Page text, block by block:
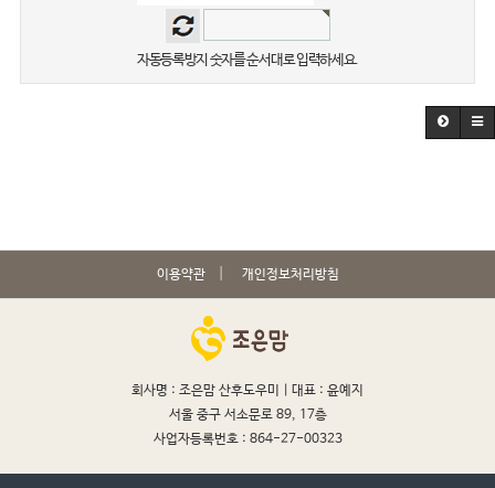
자동등록방지 숫자를 순서대로 입력하세요.
이용약관 개인정보처리방침
회사명 : 조은맘 산후도우미 | 대표 : 윤예지
서울 중구 서소문로 89, 17층
사업자등록번호 : 864-27-00323